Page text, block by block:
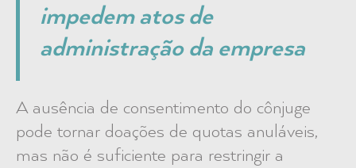
impedem atos de
administração da empresa
A ausência de consentimento do cônjuge
pode tornar doações de quotas anuláveis,
mas não é suficiente para restringir a